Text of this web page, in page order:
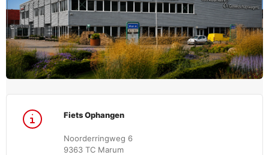
Fiets Ophangen
Noorderringweg 6
9363 TC Marum